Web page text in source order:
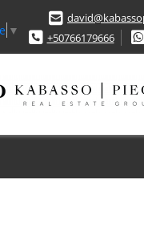
▼
+50766179666